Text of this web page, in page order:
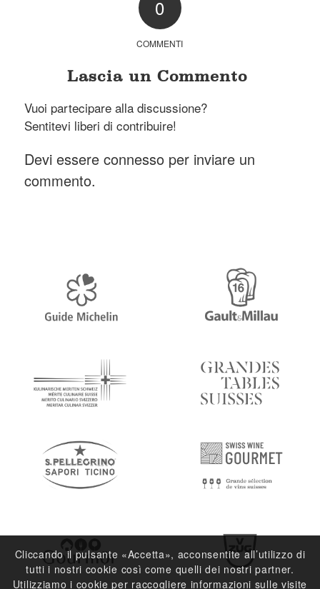
0
COMMENTI
Lascia un Commento
Vuoi partecipare alla discussione?
Sentitevi liberi di contribuire!
Devi essere connessoper inviare un
commento.
Cliccando il pulsante «Accetta», acconsentite all’utilizzo di
tutti i nostri cookie così come quelli dei nostri partner.
Utilizziamo i cookie per raccogliere informazioni sulle visite